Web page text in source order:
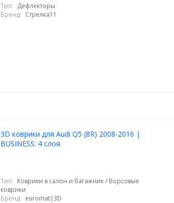
Тип: Дефлекторы
Бренд: Стрелка11
3D коврики для Audi Q5 (8R) 2008-2016 |
BUSINESS: 4 слоя
Тип: Коврики в салон и багажник / Ворсовые
коврики
Бренд: euromat|3D